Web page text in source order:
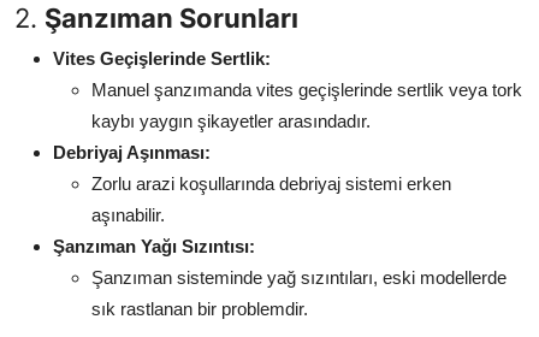
2. Şanzıman Sorunları
Vites Geçişlerinde Sertlik:
Manuel şanzımanda vites geçişlerinde sertlik veya tork
kaybı yaygın şikayetler arasındadır.
Debriyaj Aşınması:
Zorlu arazi koşullarında debriyaj sistemi erken
aşınabilir.
Şanzıman Yağı Sızıntısı:
Şanzıman sisteminde yağ sızıntıları, eski modellerde
sık rastlanan bir problemdir.